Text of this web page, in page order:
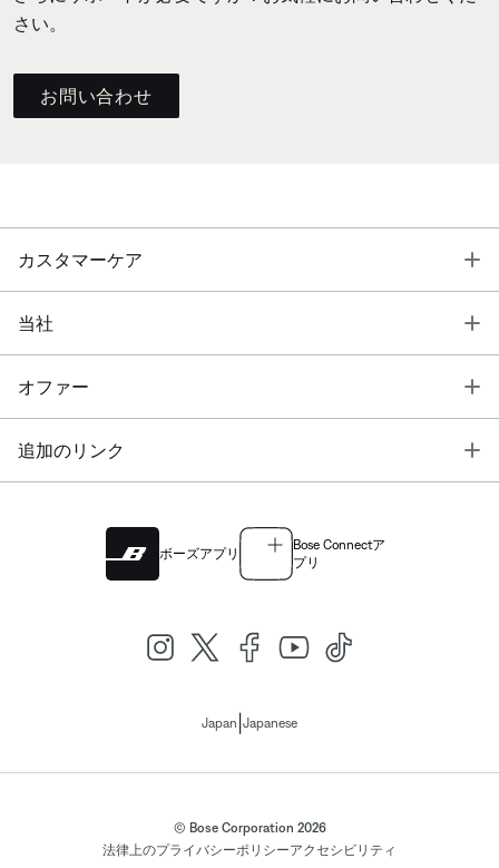
さい。
お問い合わせ
カスタマーケア
当社
オファー
追加のリンク
ボーズアプリ
Bose Connectア
プリ
Japan Japanese
© Bose Corporation 2026
法律上のプライバシーポリシーアクセシビリティ